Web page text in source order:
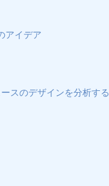
アイデア
スのデザインを分析する